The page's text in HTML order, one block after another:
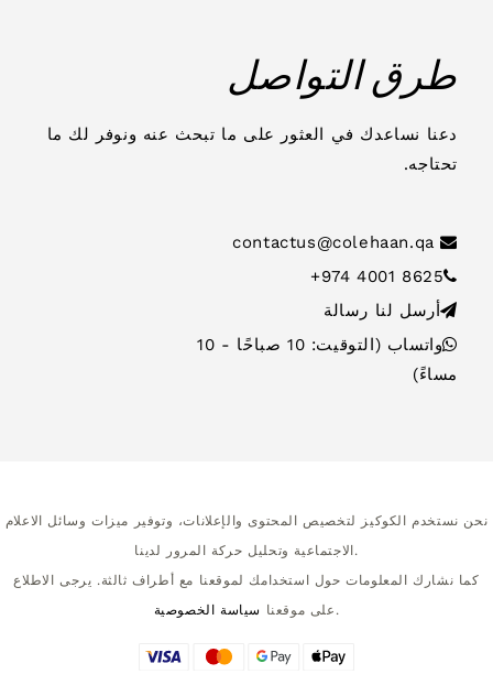
طرق التواصل
دعنا نساعدك في العثور على ما تبحث عنه ونوفر لك ما
تحتاجه.
contactus@colehaan.qa
+974 4001 8625
أرسل لنا رسالة
واتساب (التوقيت: 10 صباحًا - 10
مساءً)
نحن نستخدم الكوكيز لتخصيص المحتوى والإعلانات، وتوفير ميزات وسائل الاعلام
الاجتماعية وتحليل حركة المرور لدينا.
كما نشارك المعلومات حول استخدامك لموقعنا مع أطراف ثالثة. يرجى الاطلاع
على موقعنا سياسة الخصوصية .